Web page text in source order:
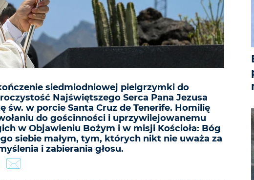
siedmiodniowej pielgrzymki do
Najświętszego Serca Pana Jezusa
św. w porcie Santa Cruz de Tenerife. Homilię
do gościnności i uprzywilejowanemu
w Objawieniu Bożym i w misji Kościoła: Bóg
siebie małym, tym, których nikt nie uważa za
i zabierania głosu.